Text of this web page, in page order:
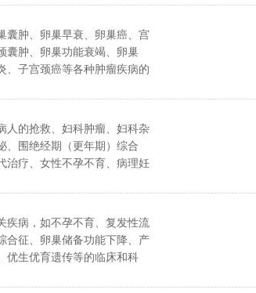
囊肿、卵巢早衰、卵巢癌、宫
囊肿、卵巢功能衰竭、卵巢
、子宫颈癌等各种肿瘤疾病的
人的抢救、妇科肿瘤、妇科杂
、围绝经期（更年期）综合
治疗、女性不孕不育、病理妊
疾病，如不孕不育、复发性流
合征、卵巢储备功能下降、产
优生优育遗传等的临床和科